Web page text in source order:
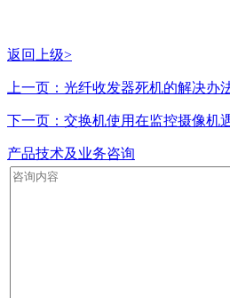
返回上级>
上一页：光纤收发器死机的解决办
下一页：交换机使用在监控摄像机
产品技术及业务咨询